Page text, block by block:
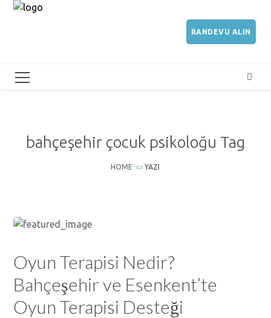
RANDEVU ALIN
bahçeşehir çocuk psikoloğu Tag
HOME YAZI
Oyun Terapisi Nedir?
Bahçeşehir ve Esenkent’te
Oyun Terapisi Desteği